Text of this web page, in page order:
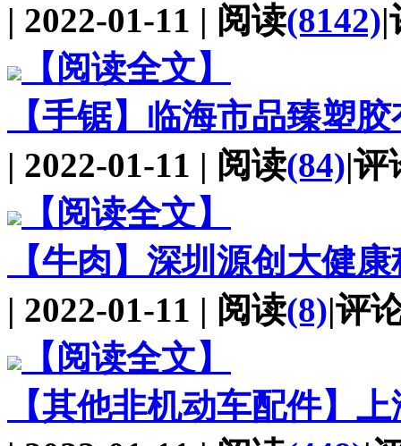
| 2022-01-11 | 阅读(8142)|
【阅读全文】
【手锯】 临海市品臻塑
| 2022-01-11 | 阅读(84)|评
【阅读全文】
【牛肉】 深圳源创大健
| 2022-01-11 | 阅读(8)|评
【阅读全文】
【其他非机动车配件】 上